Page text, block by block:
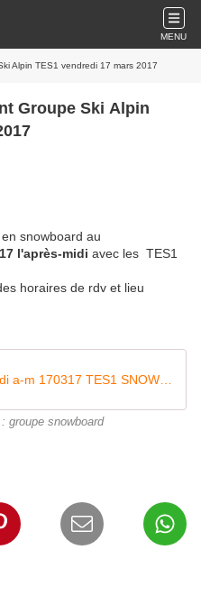
MENU
Alpin TES1 vendredi 17 mars 2017
Groupe Ski Alpin
snowboard au
l'après-midi avec les TES1
horaires de rdv et lieu
groupe snowboard